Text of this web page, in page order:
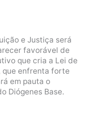
e Justiça será
favorável de
que cria a Lei de
que enfrenta forte
em pauta o
Diógenes Base.